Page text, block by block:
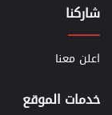
شاركنا
اعلن معنا
خدمات الموقع